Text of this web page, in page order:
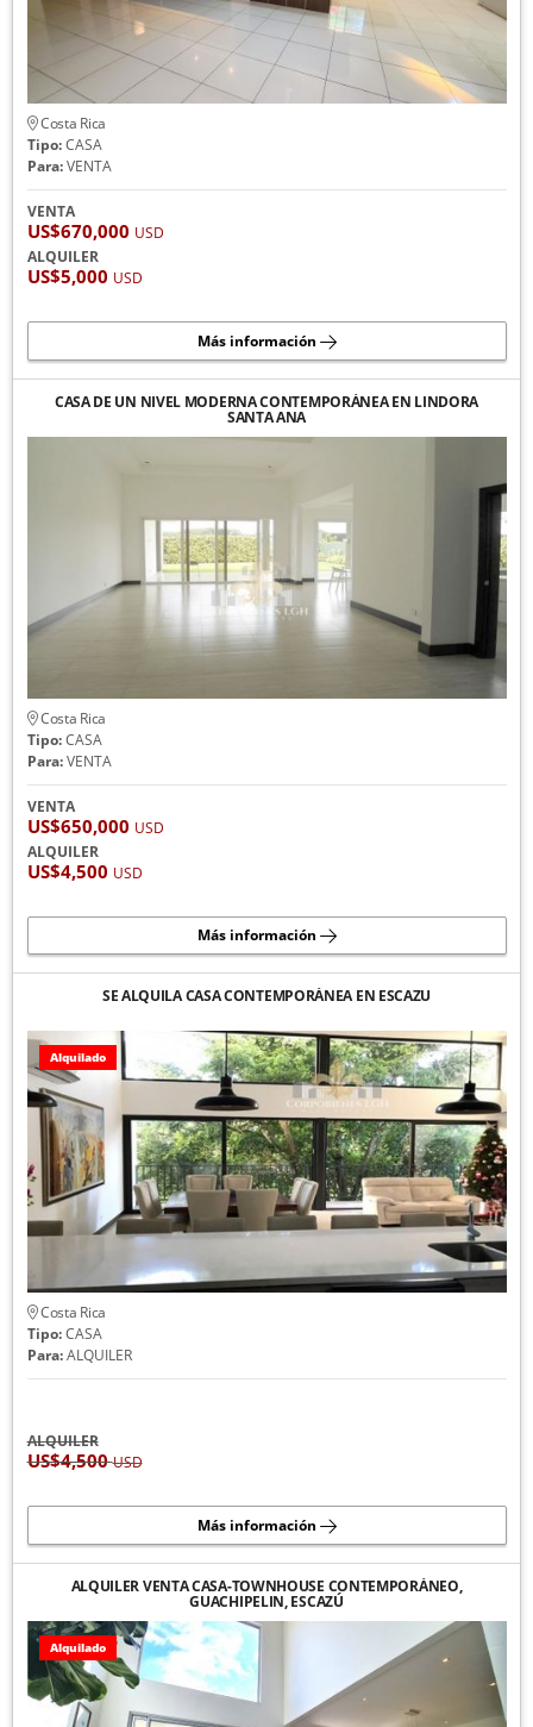
Costa Rica
Tipo:CASA
Para:VENTA
VENTA
US$670,000 USD
ALQUILER
US$5,000 USD
Más información
CASA DE UN NIVEL MODERNA CONTEMPORÁNEA EN LINDORA
SANTA ANA
Costa Rica
Tipo:CASA
Para:VENTA
VENTA
US$650,000 USD
ALQUILER
US$4,500 USD
Más información
SE ALQUILA CASA CONTEMPORÁNEA EN ESCAZU
Alquilado
Costa Rica
Tipo:CASA
Para:ALQUILER
ALQUILER
US$4,500USD
Más información
ALQUILER VENTA CASA-TOWNHOUSE CONTEMPORÁNEO,
GUACHIPELIN, ESCAZÚ
Alquilado